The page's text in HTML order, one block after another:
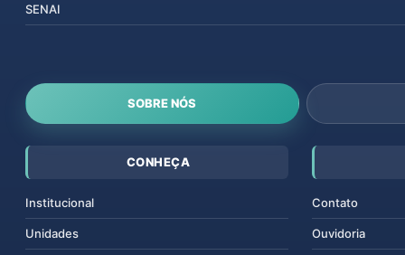
SENAI
SOBRE NÓS
CONHEÇA
Institucional
Unidades
Contato
Ouvidoria